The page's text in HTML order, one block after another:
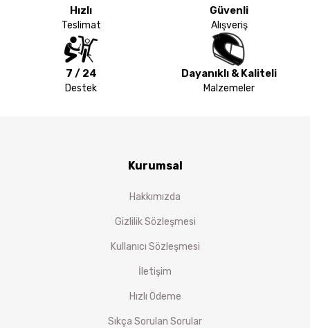
Hızlı
Teslimat
Güvenli
Alışveriş
7 / 24
Destek
Dayanıklı & Kaliteli
Malzemeler
Kurumsal
Hakkımızda
Gizlilik Sözleşmesi
Kullanıcı Sözleşmesi
İletişim
Hızlı Ödeme
Sıkça Sorulan Sorular